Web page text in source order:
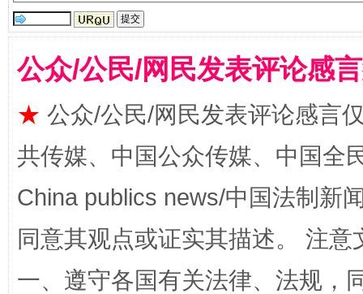
公众/公民/网民发表评论感
★ 公众/公民/网民发表评论感言
共传媒、中国公众传媒、中国全
China publics news/中国法制新
同意其观点或证实其描述。 注
一、遵守各国有关法律、法规，